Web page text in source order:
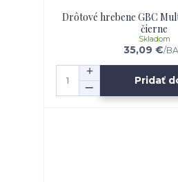
Drôtové hrebene GBC
čierne
35,09 €/
Skladom
Pridať